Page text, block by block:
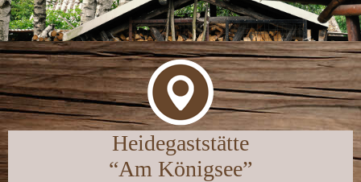
Heidegast­stätte
“Am Königsee”